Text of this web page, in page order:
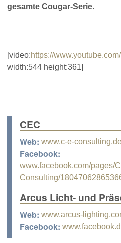
gesamte Cougar-Serie.
[video:https://
width:544 height:361]
CEC
Web: www.c-e-
Facebook:
www.facebook.com/pages/
Consulting/
Arcus Licht- und
Web: www.arcus-
Facebook: